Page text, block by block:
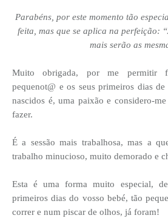
Parabéns, por este momento tão
feita, mas que se aplica na perfeição:
mais serão as
Muito obrigada, por me permitir
pequenot@ e os seus primeiros dias
nascidos é, uma paixão e considero-
fazer.
É a sessão mais trabalhosa, mas a
trabalho minucioso, muito demorado e
Esta é uma forma muito especial,
primeiros dias do vosso bebé, tão
correr e num piscar de olhos, já foram!